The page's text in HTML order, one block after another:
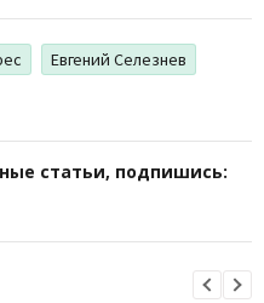
Евгений Селезнев
статьи, подпишись: